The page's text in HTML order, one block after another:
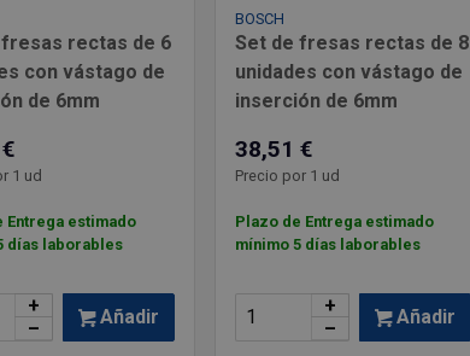
rectas de 6
con vástago de
de 6mm
1 ud
Entrega estimado
días laborables
+
–
Añadir
BOSCH
Set de fresas rectas de 8
unidades con vástago de
inserción de 6mm
38,51 €
Precio por 1 ud
Plazo de Entrega estimado
mínimo 5 días laborables
+
–
Añadir